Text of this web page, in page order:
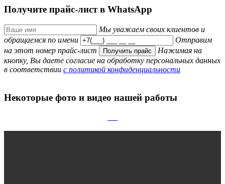
Получите прайс-листв WhatsApp
Мы уважаем своих клиентов и
обращаемся по имени
Отправим
на этот номер прайс-лист
Получить прайс
Нажимая на
кнопку, Вы даете согласие на обработку персональных данных
в соответствии с политикой конфиденциальности
Некоторые фото и видео нашей работы